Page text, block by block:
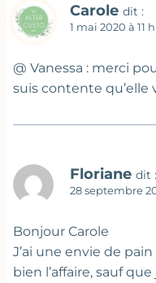
Carole dit :
1 mai 2020 à 11
@ Vanessa : merci
suis contente qu’elle
Floriane dit :
28 septembre
Bonjour Carole
J’ai une envie de
bien l’affaire, sauf